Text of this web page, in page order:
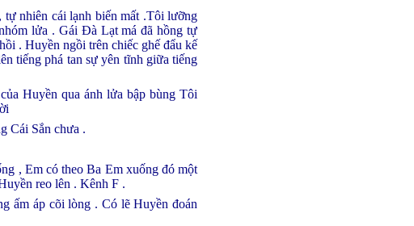
nhiên cái lạnh biến mất .Tôi lưỡng
lửa . Gái Đà Lạt má đã hồng tự
. Huyền ngồi trên chiếc ghế đẩu kế
tiếng phá tan sự yên tĩnh giữa tiếng
Huyền qua ánh lửa bập bùng Tôi
Cái Sắn chưa .
, Em có theo Ba Em xuống đó một
reo lên . Kênh F .
ấm áp cõi lòng . Có lẽ Huyền đoán